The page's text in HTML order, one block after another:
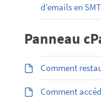
d’emails en
Panneau
Comment
Comment